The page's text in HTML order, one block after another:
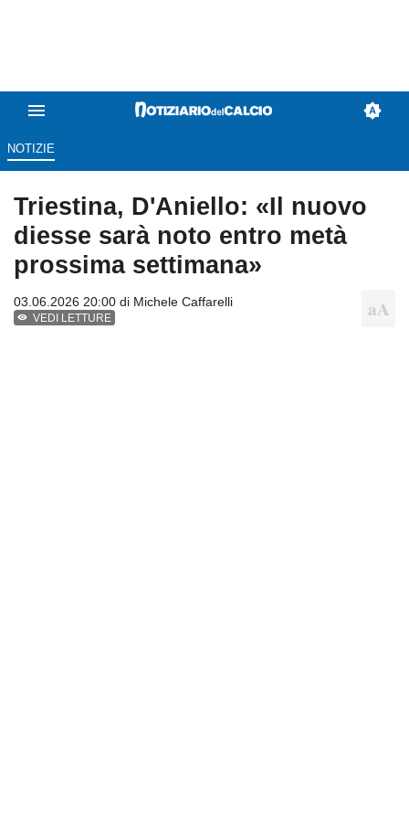
NOTIZIE
Triestina, D'Aniello: «Il nuovo
diesse sarà noto entro metà
prossima settimana»
03.06.2026 20:00 di Michele Caffarelli
VEDI LETTURE